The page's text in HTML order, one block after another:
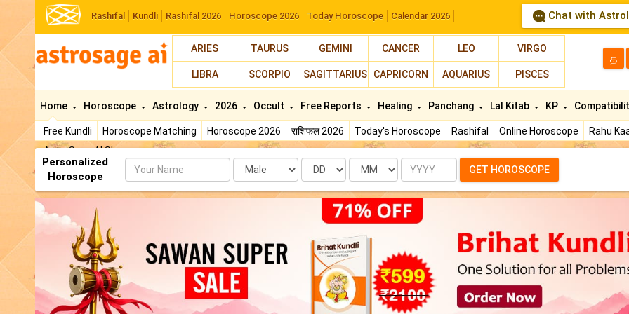
Rashifal Kundli Rashifal 2026 Horoscope 2026 Today Horoscope Calendar 2026 Chat with
ARIES TAURUS GEMINI CANCER LEO VIRGO
LIBRA SCORPIO SAGITTARIUS CAPRICORN AQUARIUS PISCES
த
Home
Free Kundli Horoscope Matching Horoscope 2026 राशिफल 2026 Today's Horoscope Rashifal Online Horoscope Rahu
AstroSage AI Shop
Horoscope Astrology 2026 Occult Free Reports Healing Panchang Lal Kitab KP
Personalized
Horoscope
Name Date Month Year GET HOROSCOPE